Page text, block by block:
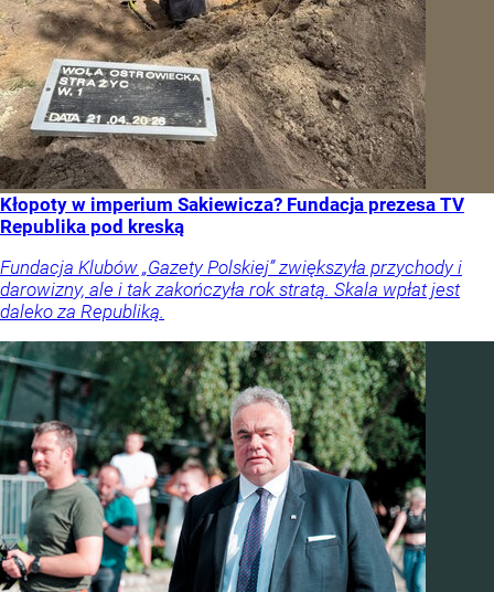
Kłopoty w imperium Sakiewicza? Fundacja prezesa TV
Republika pod kreską
Fundacja Klubów „Gazety Polskiej” zwiększyła przychody i
darowizny, ale i tak zakończyła rok stratą. Skala wpłat jest
daleko za Republiką.